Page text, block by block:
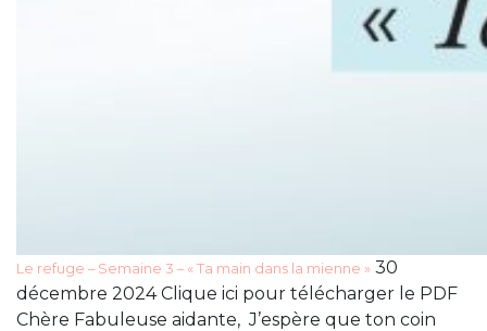
Le refuge – Semaine 3 – « Ta main dans la mienne » 30
décembre 2024 Clique ici pour télécharger le PDF
Chère Fabuleuse aidante, J’espère que ton coin